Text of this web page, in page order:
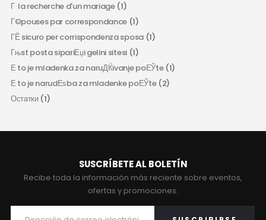
Г la recherche d'un mariage(1)
Г©pouses par correspondance (1)
ГЁ sicuro per corrispondenza sposa(1)
Гњst posta sipariЕџi gelini sitesi(1)
Е to je mladenka za naruДЌivanje poЕЎte(1)
Е to je narudЕѕba za mladenke poЕЎte(2)
Остатки(1)
SUSCRÍBETE AL BOLETÍN
Recibe toda la información más reciente sobre eventos,
ofertas y promociones.